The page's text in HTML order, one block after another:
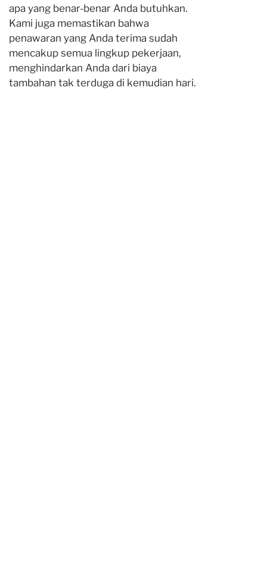
apa yang benar-benar Anda butuhkan.
Kami juga memastikan bahwa
penawaran yang Anda terima sudah
mencakup semua lingkup pekerjaan,
menghindarkan Anda dari biaya
tambahan tak terduga di kemudian hari.